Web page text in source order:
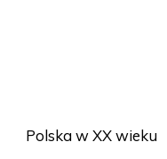
Polska w XX wieku